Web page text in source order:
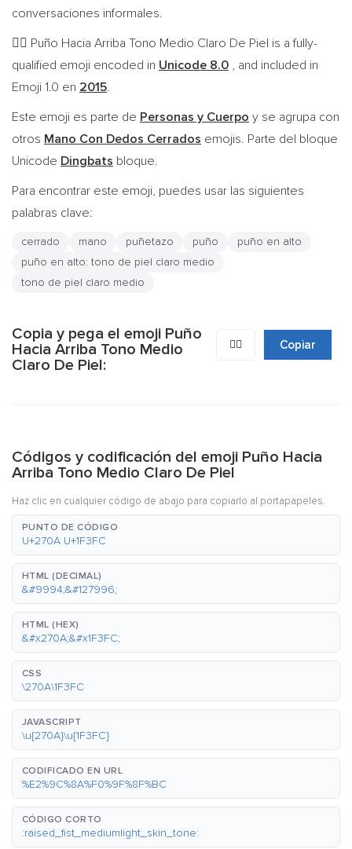
conversaciones informales.
✊🏼 Puño Hacia Arriba Tono Medio Claro De Piel is a fully-
qualified emoji encoded in Unicode 8.0 , and included in
Emoji 1.0 en 2015.
Este emoji es parte de Personas y Cuerpo y se agrupa con
otros Mano Con Dedos Cerrados emojis. Parte del bloque
Unicode Dingbats bloque.
Para encontrar este emoji, puedes usar las siguientes
palabras clave:
cerrado mano puñetazo puño
puño en alto
puño en alto: tono de piel claro medio
tono de piel claro medio
Copia y pega el emoji Puño
Hacia Arriba Tono Medio
Claro De Piel:
✊🏼 Copiar
Códigos y codificación del emoji Puño Hacia
Arriba Tono Medio Claro De Piel
Haz clic en cualquier código de abajo para copiarlo al portapapeles.
PUNTO DE CÓDIGO
U+270A U+1F3FC
HTML (DECIMAL)
&#9994;&#127996;
HTML (HEX)
&#x270A;&#x1F3FC;
CSS
\270A\1F3FC
JAVASCRIPT
\u{270A}\u{1F3FC}
CODIFICADO EN URL
%E2%9C%8A%F0%9F%8F%BC
CÓDIGO CORTO
:raised_fist_mediumlight_skin_tone: